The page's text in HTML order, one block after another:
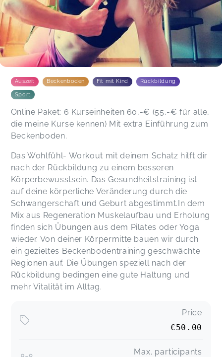
Auszeit Beckenboden Fit mit Kind Rückbildung
Sport
Online Paket: 6 Kurseinheiten 60,-€ (55,-€ für alle,
die meine Kurse kennen) Mit extra Einführung zum
Beckenboden.
Das Wohlfühl- Workout mit deinem Schatz hilft dir
nach der Rückbildung zu einem besseren
Körperbewusstsein. Das Gesundheitstraining ist
auf deine körperliche Veränderung durch die
Schwangerschaft und Geburt abgestimmt.In dem
Mix aus Regeneration Muskelaufbau und Erholung
finden sich Übungen aus dem Pilates oder Yoga
wieder. Von deiner Körpermitte bauen wir durch
ein gezieltes Beckenbodentraining geschwächte
Regionen auf. Die Übungen speziell nach der
Rückbildung bedingen eine gute Haltung und
mehr Vitalität im Alltag.
Price
€50.00
Max. participants